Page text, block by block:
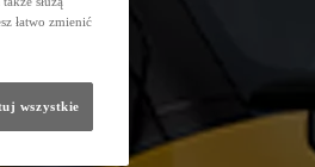
łatwo zmienić
wszystkie